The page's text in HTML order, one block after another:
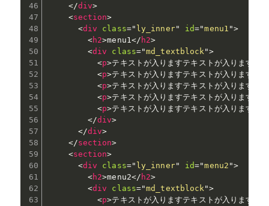
</div>
<section>
<div class=" ly_inner" id="menu1 ">
<h2>menu1</ h2>
<div class="md_textblock">
<p>テキストが入りますテキストが入りますテ
<p>テキストが入りますテキストが入りますテ
<p>テキストが入りますテキストが入りますテ
<p>テキストが入りますテキストが入りますテ
<p>テキストが入りますテキストが入りますテ
</div>
</div>
</section>
<section>
<div class=" ly_inner" id="menu2 ">
<h2>menu2</ h2>
<div class="md_textblock">
<p>テキストが入りますテキストが入りますテ